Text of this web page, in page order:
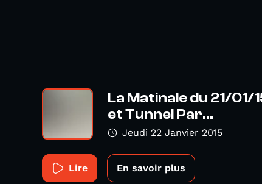
La Matinale du 21/01/
et Tunnel Par...
Jeudi 22 Janvier 2015
Lire En savoir plus